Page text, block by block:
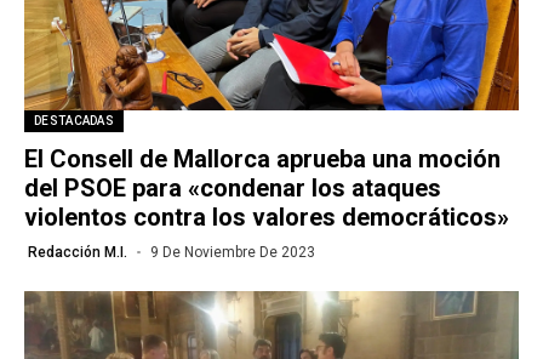
DESTACADAS
El Consell de Mallorca aprueba una moción
del PSOE para «condenar los ataques
violentos contra los valores democráticos»
Redacción M.I. 9 De Noviembre De 2023